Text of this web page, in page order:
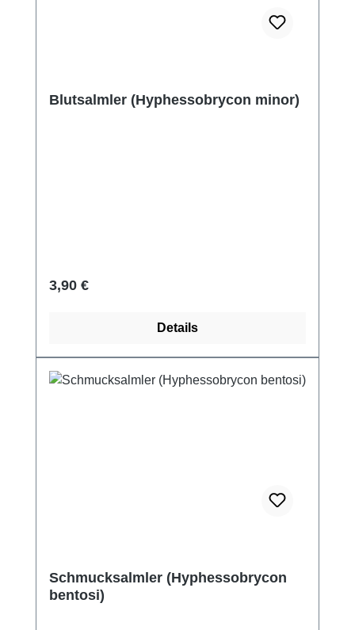
Blutsalmler (Hyphessobrycon minor)
Regulärer Preis:
3,90 €
Details
Schmucksalmler (Hyphessobrycon
bentosi)